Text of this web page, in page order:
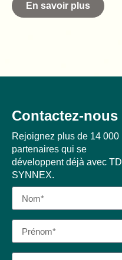
En savoir plus
Contactez-nous
Rejoignez plus de 14 000
partenaires qui se
développent déjà avec TD
SYNNEX.